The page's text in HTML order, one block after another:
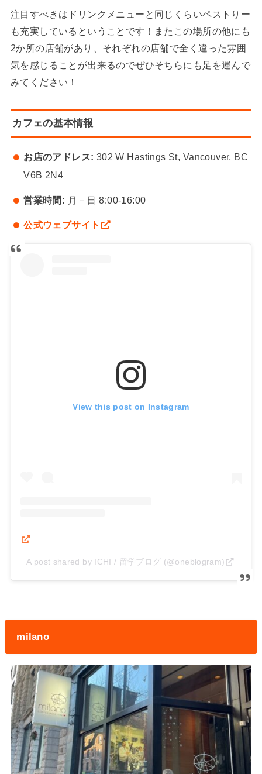
注目すべきはドリンクメニューと同じくらいペストりー
も充実しているということです！またこの場所の他にも
2か所の店舗があり、それぞれの店舗で全く違った雰囲
気を感じることが出来るのでぜひそちらにも足を運んで
みてください！
カフェの基本情報
お店のアドレス: 302 W Hastings St, Vancouver, BC
V6B 2N4
営業時間: 月－日 8:00-16:00
公式ウェブサイト
View this post on Instagram
A post shared by ICHI / 留学ブログ (@oneblogram)
milano